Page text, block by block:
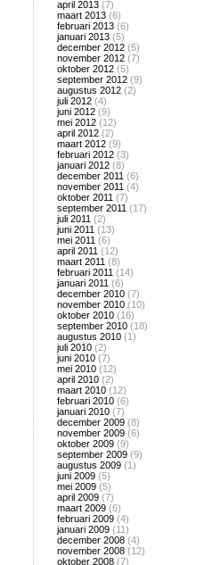
april 2013 (7)
maart 2013 (6)
februari 2013 (6)
januari 2013 (5)
december 2012 (5)
november 2012 (7)
oktober 2012 (5)
september 2012 (9)
augustus 2012 (2)
juli 2012 (4)
juni 2012 (9)
mei 2012 (12)
april 2012 (2)
maart 2012 (9)
februari 2012 (3)
januari 2012 (8)
december 2011 (6)
november 2011 (4)
oktober 2011 (7)
september 2011 (17)
juli 2011 (2)
juni 2011 (13)
mei 2011 (6)
april 2011 (12)
maart 2011 (8)
februari 2011 (14)
januari 2011 (6)
december 2010 (7)
november 2010 (10)
oktober 2010 (16)
september 2010 (18)
augustus 2010 (1)
juli 2010 (2)
juni 2010 (7)
mei 2010 (12)
april 2010 (2)
maart 2010 (12)
februari 2010 (6)
januari 2010 (7)
december 2009 (8)
november 2009 (6)
oktober 2009 (9)
september 2009 (9)
augustus 2009 (1)
juni 2009 (5)
mei 2009 (5)
april 2009 (7)
maart 2009 (6)
februari 2009 (4)
januari 2009 (11)
december 2008 (4)
november 2008 (12)
oktober 2008 (7)